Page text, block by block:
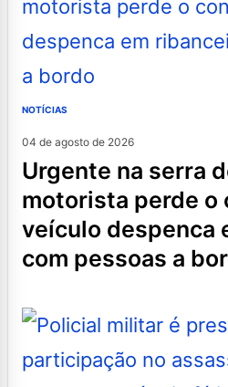
NOTÍCIAS
04 de agosto de 2026
urgente na serra do marçal:
motorista perde o
veículo despenca
com pessoas a